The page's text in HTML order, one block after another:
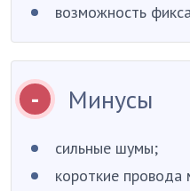
возможность
Минусы
сильные шумы;
короткие